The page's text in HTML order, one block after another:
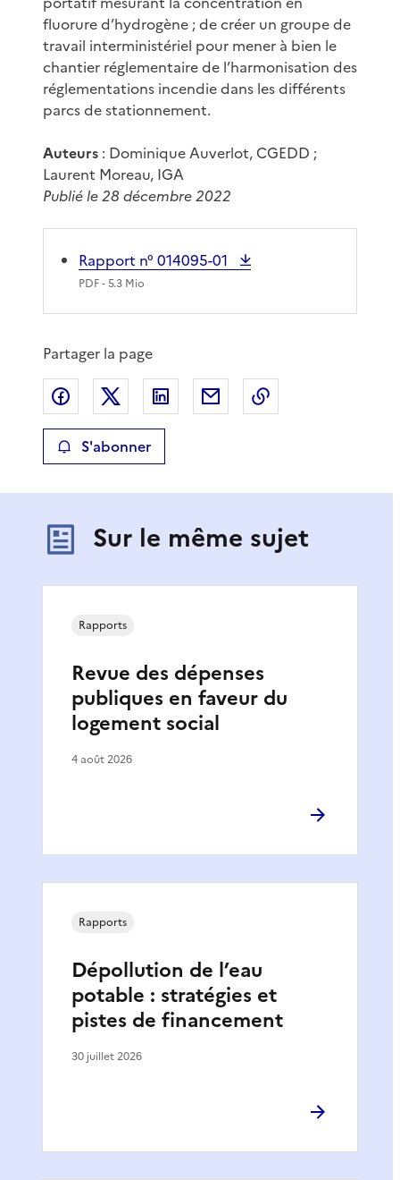
fluorure d’hydrogène ; de créer un groupe de
travail interministériel pour mener à bien le
chantier réglementaire de l’harmonisation des
réglementations incendie dans les différents
parcs de stationnement.
Auteurs : Dominique Auverlot, CGEDD ;
Laurent Moreau, IGA
Publié le 28 décembre 2022
Rapport n° 014095-01
PDF- 5.3 Mio
Partager la page
Partager sur Facebook
Partager sur XPartager sur LinkedIn
Partager par email
S'abonner
Sur le même sujet
Revue des dépenses
publiques en faveur du
logement social
Rapports
4 août 2026
Dépollution de l’eau
potable : stratégies et
pistes de financement
Rapports
30 juillet 2026